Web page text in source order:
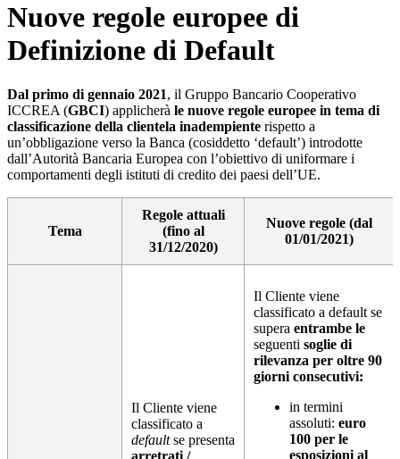
Nuove regole europee di
Definizione di Default
Dal primo di gennaio 2021, il Gruppo Bancario Cooperativo
ICCREA (GBCI) applicherà le nuove regole europee in tema di
classificazione della clientela inadempiente rispetto a
un’obbligazione verso la Banca (cosiddetto ‘default’) introdotte
dall’Autorità Bancaria Europea con l’obiettivo di uniformare i
comportamenti degli istituti di credito dei paesi dell’UE.
Tema
Regole attuali
(fino al
31/12/2020)
Nuove regole (dal
01/01/2021)
Il Cliente viene
classificato a
defaultse presenta
arretrati /
Il Cliente viene
classificato a default se
supera entrambe le
seguenti soglie di
rilevanza per oltre 90
giorni consecutivi:
in termini
assoluti: euro
100 per le
esposizioni al